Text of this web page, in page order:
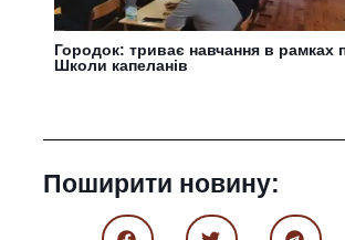
Городок: триває навчання в рамках
Школи капеланів
Поширити новину: